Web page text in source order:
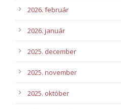
2026. február
2026. január
2025. december
2025. november
2025. október